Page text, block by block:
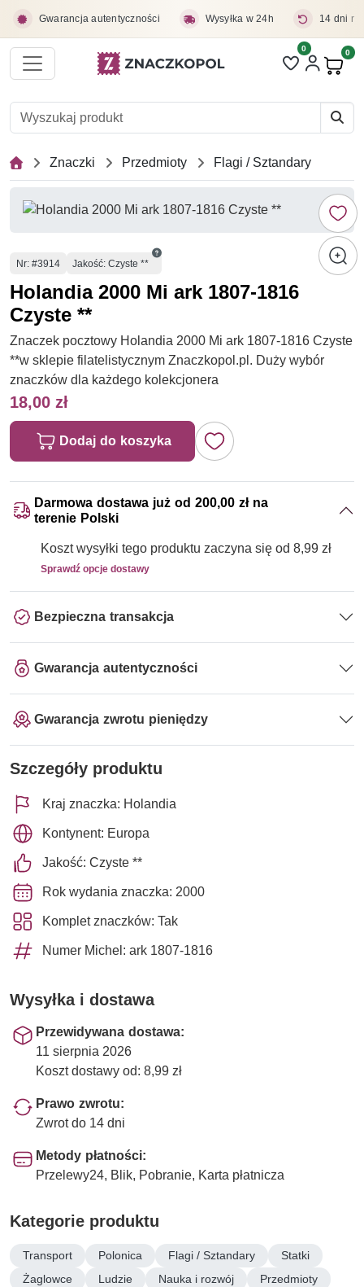
Gwarancja autentyczności Wysyłka w 24h 14 dni
Liczba pozycji
0 0
Znaczki Przedmioty Flagi / Sztandary
Numer
Nr: #3914 Jakość: Czyste **
Holandia 2000 Mi ark 1807-1816
Czyste **
Znaczek pocztowy Holandia 2000 Mi ark 1807-1816 Czyste
**w sklepie filatelistycznym Znaczkopol.pl. Duży wybór
znaczków dla każdego kolekcjonera
18,00 zł
Dodaj do koszyka
Darmowa dostawa już od 200,00 zł na
terenie Polski
Koszt wysyłki tego produktu zaczyna się od 8,99 zł
Sprawdź opcje dostawy
Bezpieczna transakcja
Gwarancja autentyczności
Gwarancja zwrotu pieniędzy
Szczegóły produktu
Kraj znaczka: Holandia
Kontynent: Europa
Jakość: Czyste **
Rok wydania znaczka: 2000
Komplet znaczków: Tak
Numer Michel: ark 1807-1816
Wysyłka i dostawa
Przewidywana dostawa:
11 sierpnia 2026
Koszt dostawy od: 8,99 zł
Prawo zwrotu:
Zwrot do 14 dni
Metody płatności:
Przelewy24, Blik, Pobranie, Karta płatnicza
Kategorie produktu
Transport Polonica Flagi / Sztandary
Statki
Żaglowce
Ludzie Nauka i rozwój Przedmioty